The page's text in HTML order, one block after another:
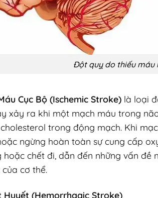
Đột quỵ do thiếu máu
Cục Bộ (Ischemic Stroke) là loại
xảy ra khi một mạch máu trong
trong động mạch. Khi
ngừng hoàn toàn sự cung cấp
hoặc chết đi, dẫn đến những vấn
cơ thể.
Huyết (Hemorrhagic Stroke)